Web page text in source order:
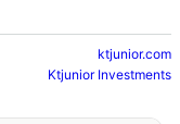
ktjunior.com
Ktjunior Investments